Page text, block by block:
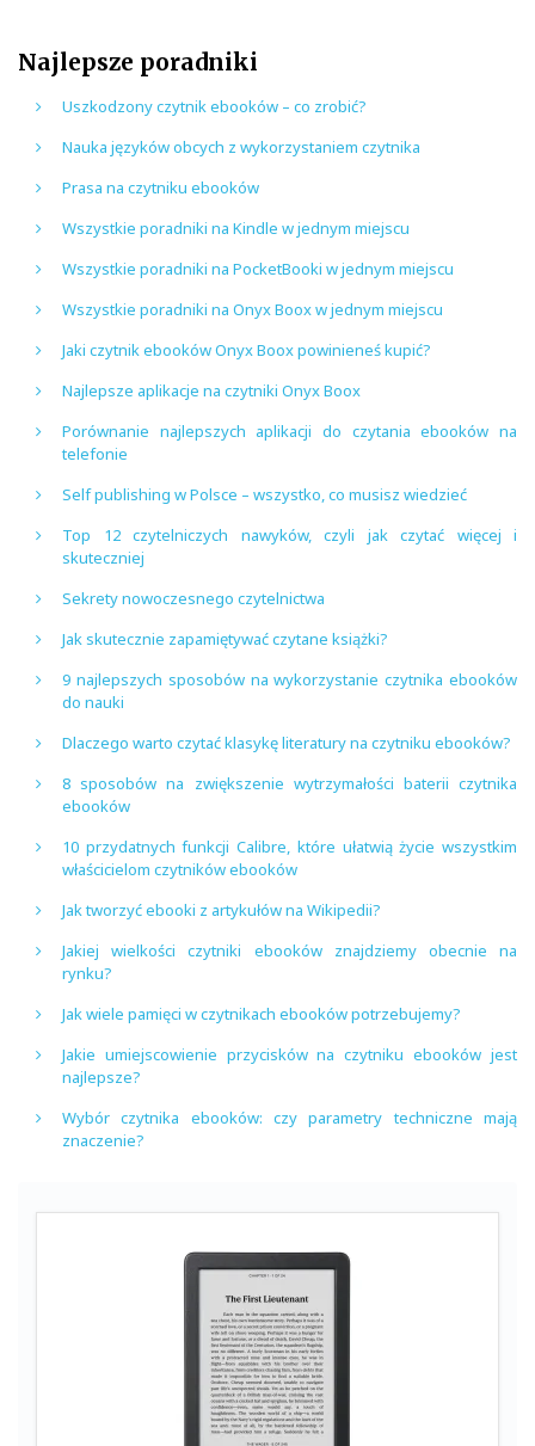
Najlepsze poradniki
Uszkodzony czytnik ebooków – co zrobić?
Nauka języków obcych z wykorzystaniem czytnika
Prasa na czytniku ebooków
Wszystkie poradniki na Kindle w jednym miejscu
Wszystkie poradniki na PocketBooki w jednym miejscu
Wszystkie poradniki na Onyx Boox w jednym miejscu
Jaki czytnik ebooków Onyx Boox powinieneś kupić?
Najlepsze aplikacje na czytniki Onyx Boox
Porównanie najlepszych aplikacji do czytania ebooków na
telefonie
Self publishing w Polsce – wszystko, co musisz wiedzieć
Top 12 czytelniczych nawyków, czyli jak czytać więcej i
skuteczniej
Sekrety nowoczesnego czytelnictwa
Jak skutecznie zapamiętywać czytane książki?
9 najlepszych sposobów na wykorzystanie czytnika ebooków
do nauki
Dlaczego warto czytać klasykę literatury na czytniku ebooków?
8 sposobów na zwiększenie wytrzymałości baterii czytnika
ebooków
10 przydatnych funkcji Calibre, które ułatwią życie wszystkim
właścicielom czytników ebooków
Jak tworzyć ebooki z artykułów na Wikipedii?
Jakiej wielkości czytniki ebooków znajdziemy obecnie na
rynku?
Jak wiele pamięci w czytnikach ebooków potrzebujemy?
Jakie umiejscowienie przycisków na czytniku ebooków jest
najlepsze?
Wybór czytnika ebooków: czy parametry techniczne mają
znaczenie?